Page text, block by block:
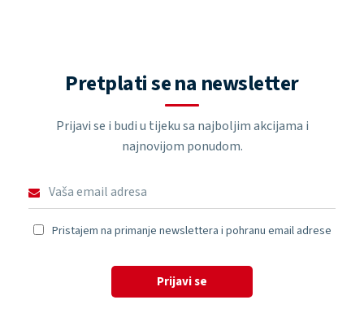
Pretplati se na newsletter
Prijavi se i budi u tijeku sa najboljim akcijama i
najnovijom ponudom.
Pristajem na primanje newslettera i pohranu email adrese
Prijavi se